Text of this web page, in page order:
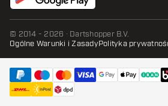
© 2014 - 2026 · Dartshopper B.V.
Ogólne Warunki i ZasadyPolityka